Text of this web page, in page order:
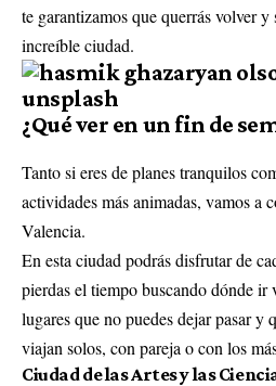
te garantizamos que querrás volver
increíble ciudad.
¿Qué ver en un fin de
Tanto si eres de planes tranquilos
actividades más animadas, vamos a
Valencia.
En esta ciudad podrás disfrutar de
pierdas el tiempo buscando dónde ir
lugares que no puedes dejar pasar y
viajan solos, con pareja o con los
Ciudad de las Artes y las